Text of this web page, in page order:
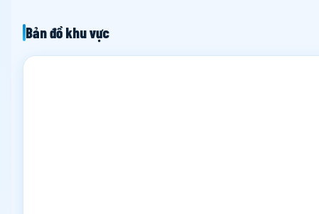
Bản đồ khu vực